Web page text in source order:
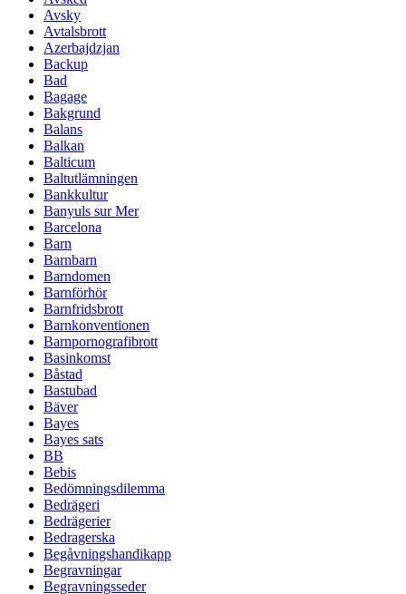
Avsky
Avtalsbrott
Azerbajdzjan
Backup
Bad
Bagage
Bakgrund
Balans
Balkan
Balticum
Baltutlämningen
Bankkultur
Banyuls sur Mer
Barcelona
Barn
Barnbarn
Barndomen
Barnförhör
Barnfridsbrott
Barnkonventionen
Barnpornografibrott
Basinkomst
Båstad
Bastubad
Bäver
Bayes
Bayes sats
BB
Bebis
Bedömningsdilemma
Bedrägeri
Bedrägerier
Bedragerska
Begåvningshandikapp
Begravningar
Begravningsseder